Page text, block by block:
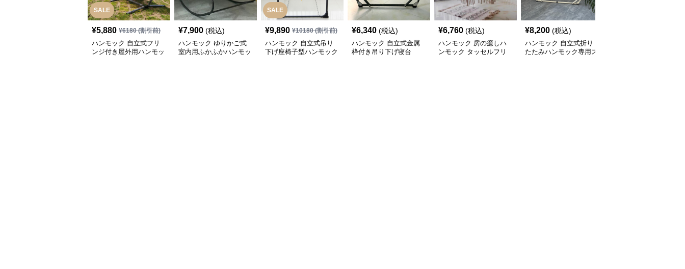
SALE
¥5,880 ¥6180(割引前)
ハンモック 自立式フリ
ンジ付き屋外用ハンモッ
¥7,900 (税込)
ハンモック ゆりかご式
室内用ふかふかハンモッ
SALE
¥9,890 ¥10180(割引前)
ハンモック 自立式吊り
下げ座椅子型ハンモック
¥6,340 (税込)
ハンモック 自立式金属
枠付き吊り下げ寝台
¥6,760 (税込)
ハンモック 房の癒しハ
ンモック タッセルフリ
¥8,200 (税込)
ハンモック 自立式折り
たたみハンモック専用ス